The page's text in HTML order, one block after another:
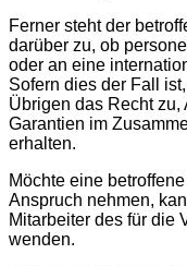
Ferner steht der
darüber zu, ob
oder an eine
Sofern dies der Fall
Übrigen das Recht zu,
Garantien im
erhalten.
Möchte eine
Anspruch nehmen,
Mitarbeiter des für die
wenden.